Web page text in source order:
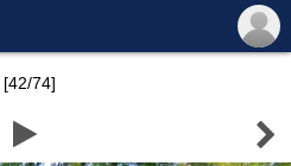
[42/74]
 